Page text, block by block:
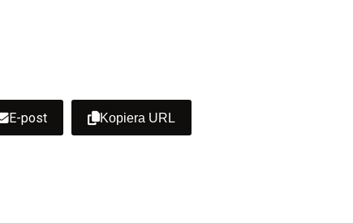
E-post Kopiera URL